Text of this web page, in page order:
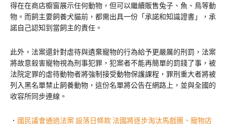
得在在商店櫥窗展示任何動物，但可以繼續販售兔子、魚、鳥等動
物。而飼主要飼養犬貓前，都需出具一份「承諾和知識證書」，承
諾自己認知到當飼主的責任。
此外，法案還針對虐待與遺棄寵物的行為給予更嚴厲的刑罰，法案
將故意殺害寵物視為刑事犯罪，犯案者不能再簡單的罰錢了事，被
法院定罪的虐待動物者將強制接受動物保護課程，罪刑重大者將被
列入黑名單禁止飼養動物，這份名單將公告在網路上，並與全國的
收容所同步連線。
． 國民議會通過法案 設落日條款 法國將逐步淘汰馬戲團、寵物店